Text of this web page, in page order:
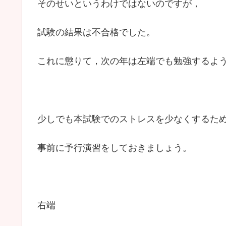
そのせいというわけではないのですが，
試験の結果は不合格でした。
これに懲りて，次の年は左端でも勉強するよ
少しでも本試験でのストレスを少なくするた
事前に予行演習をしておきましょう。
右端